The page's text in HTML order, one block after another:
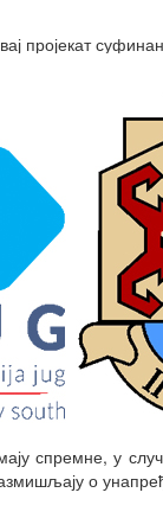
пројекат
Slovenije i
на тему
пројекта
Београдске
пројекта
и
радионица је
-
малих
које
спремне, у
о